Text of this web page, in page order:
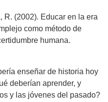
R. (2002). Educar en la era
como método de
humana.
enseñar de historia hoy
deberían aprender, y
y las jóvenes del pasado?